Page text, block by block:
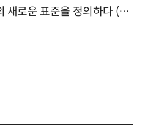
차세대 AICC, 고객 서비스의 새로운 표준을 정의하다 (9/9)